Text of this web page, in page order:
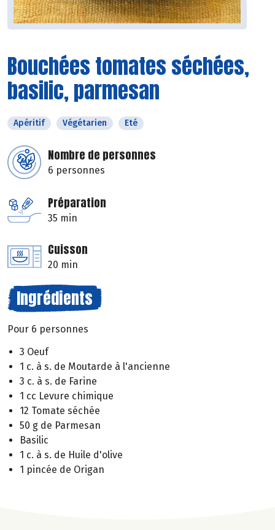
Bouchées tomates séchées,
basilic, parmesan
Apéritif Végétarien Eté
Nombre de personnes
6 personnes
Préparation
35 min
Cuisson
20 min
Ingrédients
Pour 6 personnes
3 Oeuf
1 c. à s. de Moutarde à l'ancienne
3 c. à s. de Farine
1 cc Levure chimique
12 Tomate séchée
50 g de Parmesan
Basilic
1 c. à s. de Huile d'olive
1 pincée de Origan